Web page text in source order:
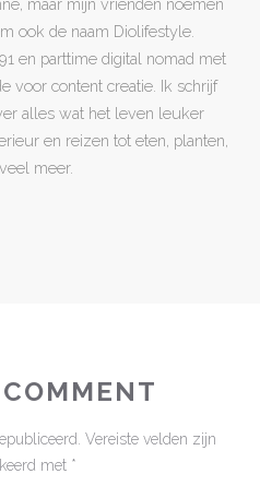
maar mijn vrienden noemen
ook de naam Diolifestyle.
en parttime digital nomad met
voor content creatie. Ik schrijf
alles wat het leven leuker
en reizen tot eten, planten,
meer.
Vereiste velden zijn
met *